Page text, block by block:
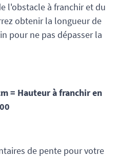
l'obstacle à franchir et du
obtenir la longueur de
pour ne pas dépasser la
= Hauteur à franchir en
de pente pour votre